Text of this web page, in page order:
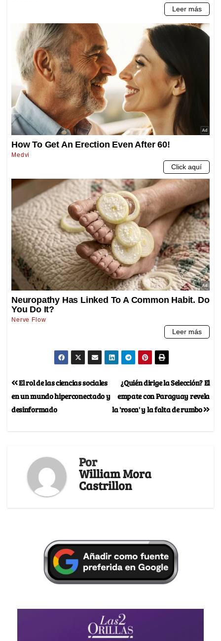
¿Quién dirige la Selección? El
empate con Paraguay revela
la 'rosca' y la falta de rumbo
El rol de las ciencias sociales
en un mundo hiperconectado y
desinformado
Por
William Mora
Castrillon